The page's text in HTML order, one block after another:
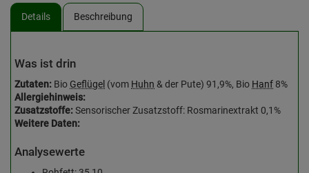
Details Beschreibung
Was ist drin
Zutaten: Bio Geflügel (vom Huhn & der Pute) 91,9%, Bio Hanf 8%
Allergiehinweis:
Zusatzstoffe:Sensorischer Zusatzstoff: Rosmarinextrakt 0,1%
Weitere Daten:
Analysewerte